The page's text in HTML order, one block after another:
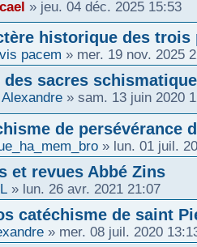
» jeu. 04 déc. 2025 15:53
historique des trois
pacem » mer. 19 nov. 2025
des sacres
Alexandre » sam. 13 juin 2020
de persévérance
» lun. 01 juil.
et revues Abbé Zins
» lun. 26 avr. 2021 21:07
catéchisme de saint
» mer. 08 juil. 2020